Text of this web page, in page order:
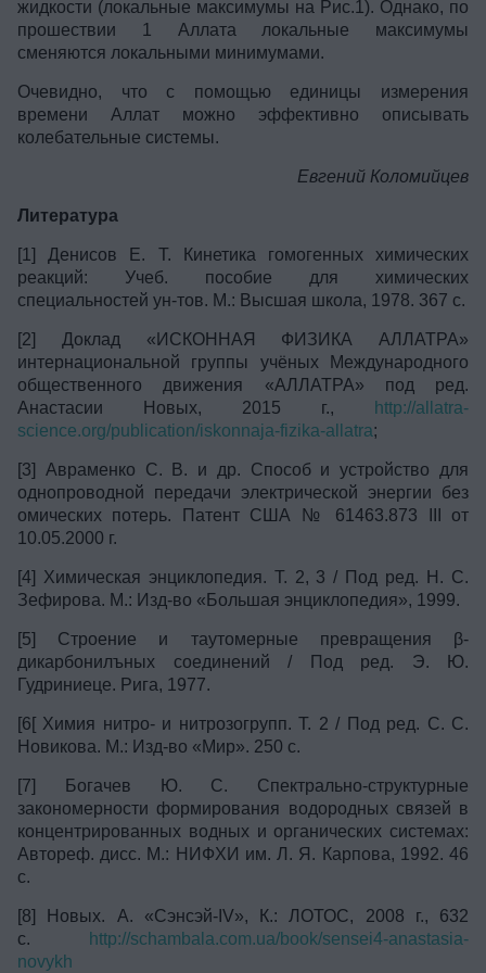
жидкости (локальные максимумы на Рис.1). Однако, по
прошествии 1 Аллата локальные максимумы
сменяются локальными минимумами.
Очевидно, что с помощью единицы измерения
времени Аллат можно эффективно описывать
колебательные системы.
Евгений Коломийцев
Литература
[1] Денисов Е. Т. Кинетика гомогенных химических
реакций: Учеб. пособие для химических
специальностей ун-тов. М.: Высшая школа, 1978. 367 с.
[2] Доклад «ИСКОННАЯ ФИЗИКА АЛЛАТРА»
интернациональной группы учёных Международного
общественного движения «АЛЛАТРА» под ред.
Анастасии Новых, 2015 г.,
http://allatra-
science.org/publication/iskonnaja-fizika-allatra;
[3] Авраменко С. В. и др. Способ и устройство для
однопроводной передачи электрической энергии без
омических потерь. Патент США № 61463.873 ІІІ от
10.05.2000 г.
[4] Химическая энциклопедия. Т. 2, 3 / Под ред. Н. С.
Зефирова. М.: Изд-во «Большая энциклопедия», 1999.
[5] Строение и таутомерные превращения β-
дикарбонилъных соединений / Под ред. Э. Ю.
Гудриниеце. Рига, 1977.
[6[ Химия нитро- и нитрозогрупп. Т. 2 / Под ред. С. С.
Новикова. М.: Изд-во «Мир». 250 с.
[7] Богачев Ю. С. Спектрально-структурные
закономерности формирования водородных связей в
концентрированных водных и органических систе­мах:
Автореф. дисс. М.: НИФХИ им. Л. Я. Карпова, 1992. 46
с.
[8] Новых. А. «Сэнсэй-IV», К.: ЛОТОС, 2008 г., 632
с.
http://schambala.com.ua/book/sensei4-anastasia-
novykh